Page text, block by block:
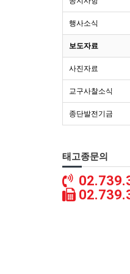
행사소식
보도자료
사진자료
교구사찰소식
종단발전기금
태고종문의